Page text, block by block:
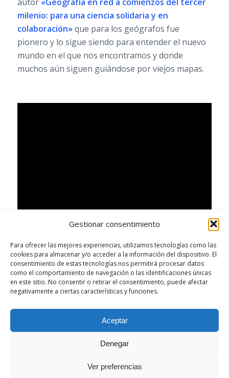
Gestionar consentimiento
Para ofrecer las mejores experiencias, utilizamos tecnologías como las
cookies para almacenar y/o acceder a la información del dispositivo. El
consentimiento de estas tecnologías nos permitirá procesar datos
como el comportamiento de navegación o las identificaciones únicas
en este sitio. No consentir o retirar el consentimiento, puede afectar
negativamente a ciertas características y funciones.
Aceptar
Denegar
Ver preferencias
milenio: para una ciencia solidaria y en
colaboración» que para los geógrafos fue
pionero y lo sigue siendo para entender el nuevo
mundo en el que nos encontramos y donde
muchos aún siguen guiándose por viejos mapas.